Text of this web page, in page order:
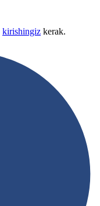
kirishingiz kerak.